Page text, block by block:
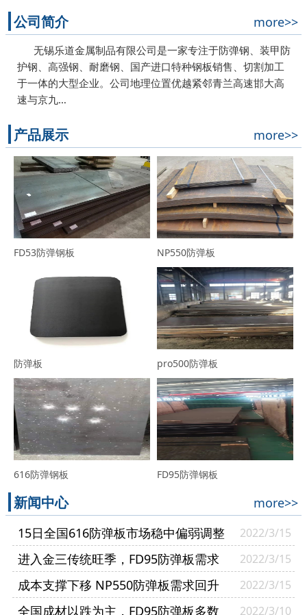
公司简介 more>>
无锡乐道金属制品有限公司是一家专注于防弹钢、装甲防
护钢、高强钢、耐磨钢、国产进口特种钢板销售、切割加工
于一体的大型企业。公司地理位置优越紧邻青兰高速邯大高
速与京九…
产品展示 more>>
FD53防弹钢板 NP550防弹板
防弹板 pro500防弹板
616防弹钢板 FD95防弹钢板
新闻中心
more>>
15日全国616防弹板市场稳中偏弱调整
2022/3/15
进入金三传统旺季，FD95防弹板需求
逐渐复苏
2022/3/15
成本支撑下移 NP550防弹板需求回升
幅度有限
2022/3/15
全国成材以跌为主，FD95防弹板多数 2022/3/10